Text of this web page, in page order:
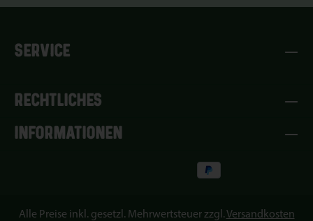
SERVICE
RECHTLICHES
INFORMATIONEN
Alle Preise inkl. gesetzl. Mehrwertsteuer zzgl. Versandkosten